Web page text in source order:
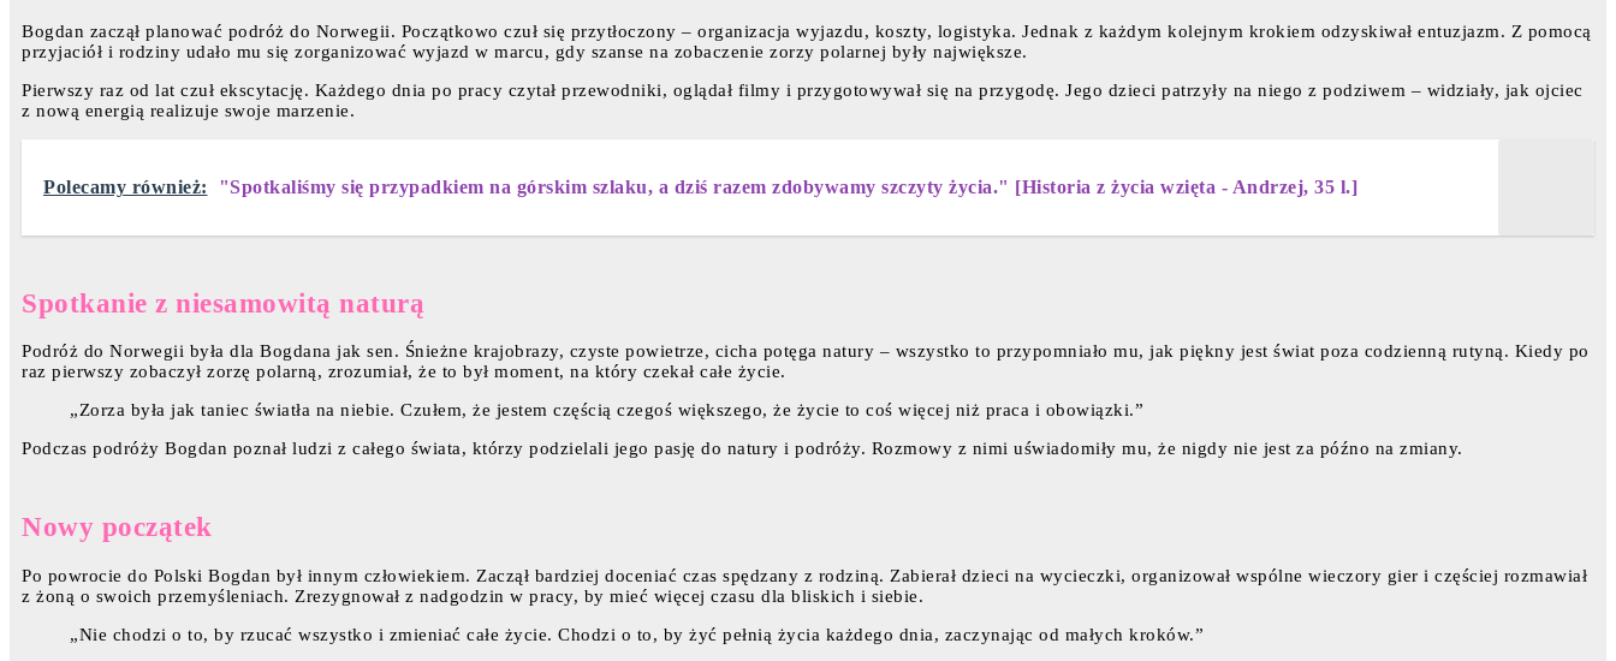
Bogdan zaczął planować podróż do Norwegii. Początkowo czuł się przytłoczony – organizacja wyjazdu, koszty, logistyka. Jednak z każdym kolejnym krokiem odzyskiwał entuzjazm. Z pomocą
przyjaciół i rodziny udało mu się zorganizować wyjazd w marcu, gdy szanse na zobaczenie zorzy polarnej były największe.
Pierwszy raz od lat czuł ekscytację. Każdego dnia po pracy czytał przewodniki, oglądał filmy i przygotowywał się na przygodę. Jego dzieci patrzyły na niego z podziwem – widziały, jak ojciec
z nową energią realizuje swoje marzenie.
Polecamy również: "Spotkaliśmy się przypadkiem na górskim szlaku, a dziś razem zdobywamy szczyty życia." [Historia z życia wzięta - Andrzej, 35 l.]
Spotkanie z niesamowitą naturą
Podróż do Norwegii była dla Bogdana jak sen. Śnieżne krajobrazy, czyste powietrze, cicha potęga natury – wszystko to przypomniało mu, jak piękny jest świat poza codzienną rutyną. Kiedy po
raz pierwszy zobaczył zorzę polarną, zrozumiał, że to był moment, na który czekał całe życie.
„Zorza była jak taniec światła na niebie. Czułem, że jestem częścią czegoś większego, że życie to coś więcej niż praca i obowiązki.”
Podczas podróży Bogdan poznał ludzi z całego świata, którzy podzielali jego pasję do natury i podróży. Rozmowy z nimi uświadomiły mu, że nigdy nie jest za późno na zmiany.
Nowy początek
Po powrocie do Polski Bogdan był innym człowiekiem. Zaczął bardziej doceniać czas spędzany z rodziną. Zabierał dzieci na wycieczki, organizował wspólne wieczory gier i częściej rozmawiał
z żoną o swoich przemyśleniach. Zrezygnował z nadgodzin w pracy, by mieć więcej czasu dla bliskich i siebie.
„Nie chodzi o to, by rzucać wszystko i zmieniać całe życie. Chodzi o to, by żyć pełnią życia każdego dnia, zaczynając od małych kroków.”